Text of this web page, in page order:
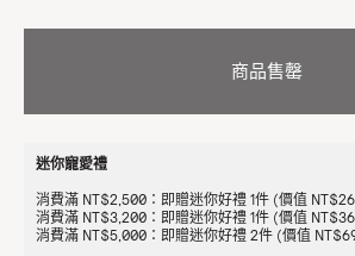
商品售罄
迷你寵愛禮
消費滿 NT$2,500：即贈迷你好禮 1件 (價值
消費滿 NT$3,200：即贈迷你好禮 1件 (價值
消費滿 NT$5,000：即贈迷你好禮 2件 (價值